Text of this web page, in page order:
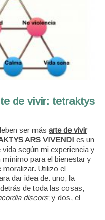
de vivir: tetraktys
ser más arte de vivir
ARS VIVENDI es un
según mi experiencia y
para el bienestar y
Utilizo el
dar idea de: uno, la
de toda las cosas,
discors; y dos, el